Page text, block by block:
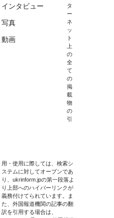
インタビュー
写真
動画
タ
ー
ネ
ッ
ト
上
の
全
て
の
掲
載
物
の
引
用・使用に際しては、検索シ
ステムに対してオープンであ
り、ukrinform.jpの第一段落よ
り上部へのハイパーリンクが
義務付けてられています。ま
た、外国報道機関の記事の翻
訳を引用する場合は、